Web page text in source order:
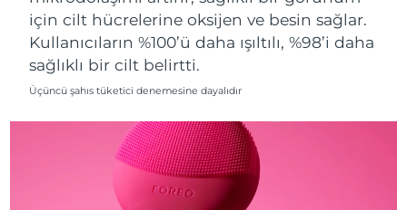
için cilt hücrelerine oksijen ve besin sağlar.
Kullanıcıların %100’ü daha ışıltılı, %98’i daha
sağlıklı bir cilt belirtti.
Üçüncü şahıs tüketici denemesine dayalıdır
Singapur Tahmini teslim tarihi 8/10/26
Slovakya Tahmini teslim tarihi8/8/26
Slovenya Tahmini teslim tarihi
Tahmini teslim tarihi
Tahmini teslim tarihi